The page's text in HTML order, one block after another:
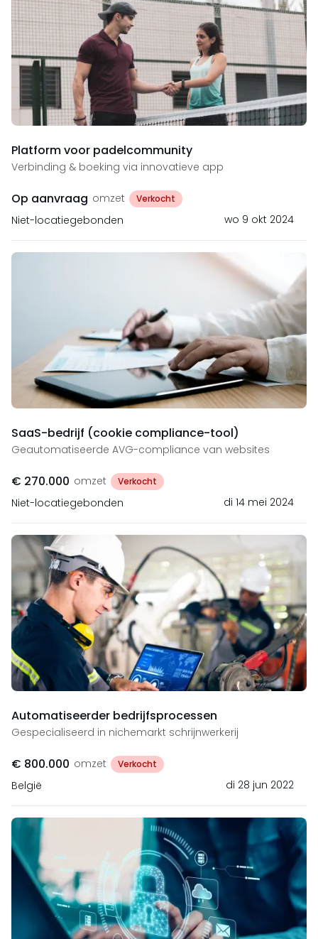
Platform voor padelcommunity
Verbinding & boeking via innovatieve app
Op aanvraag omzet Verkocht
Niet-locatiegebonden wo 9 okt 2024
SaaS-bedrijf (cookie compliance-tool)
Geautomatiseerde AVG-compliance van websites
€ 270.000 omzet Verkocht
Niet-locatiegebonden di 14 mei 2024
Automatiseerder bedrijfsprocessen
Gespecialiseerd in nichemarkt schrijnwerkerij
€ 800.000 omzet Verkocht
België di 28 jun 2022